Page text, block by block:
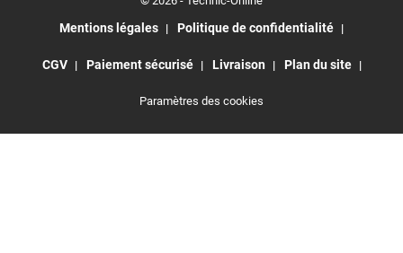
Mentions légales Politique de confidentialité
CGV Paiement sécurisé Livraison Plan du site
Paramètres des cookies